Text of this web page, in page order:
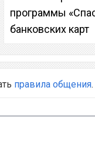
программы
банковских карт
правила общения.